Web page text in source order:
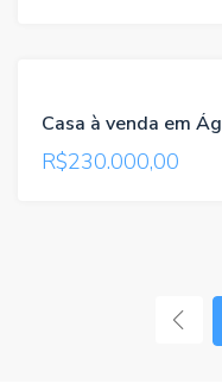
TROCA
R$230.000,00